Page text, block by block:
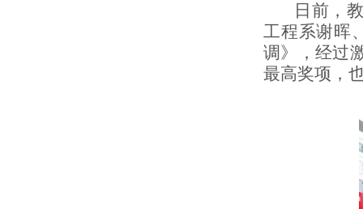
日前，教
工程系谢晖
调》，经过
最高奖项，